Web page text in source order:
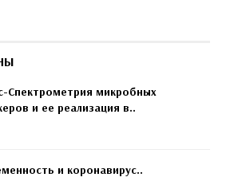
Спектрометрия микробных
и ее реализация в..
и коронавирус..